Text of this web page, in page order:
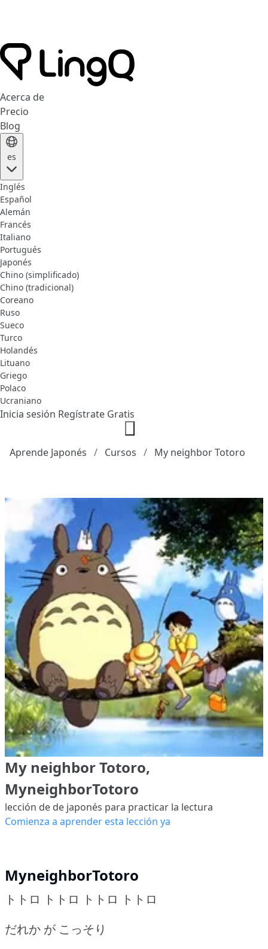
Acerca de
Precio
Blog
es
Inglés
Español
Alemán
Francés
Italiano
Portugués
Japonés
Chino (simplificado)
Chino (tradicional)
Coreano
Ruso
Sueco
Turco
Holandés
Lituano
Griego
Polaco
Ucraniano
Inicia sesión Regístrate Gratis
Aprende Japonés Cursos My neighbor Totoro
My neighbor Totoro,
MyneighborTotoro
lección de de japonés para practicar la lectura
Comienza a aprender esta lección ya
MyneighborTotoro
トトロ トトロ トトロ トトロ
だれか が こっそり